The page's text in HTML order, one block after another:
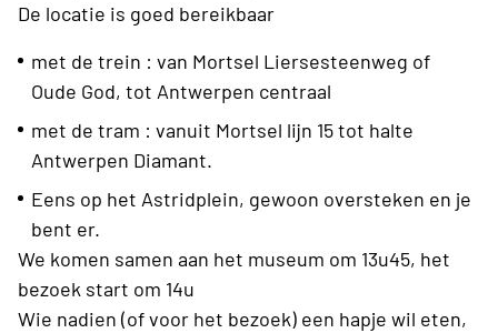
De locatie is goed bereikbaar
met de trein : van Mortsel Liersesteenweg of
Oude God, tot Antwerpen centraal
met de tram : vanuit Mortsel lijn 15 tot halte
Antwerpen Diamant.
Eens op het Astridplein, gewoon oversteken en je
bent er.
We komen samen aan het museum om 13u45, het
bezoek start om 14u
Wie nadien (of voor het bezoek) een hapje wil eten,